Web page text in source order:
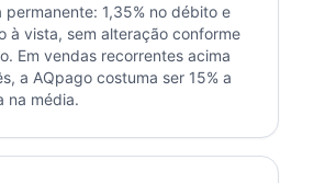
1,35% no débito e
à vista, sem alteração conforme
Em vendas recorrentes acima
a AQpago costuma ser 15% a
na média.